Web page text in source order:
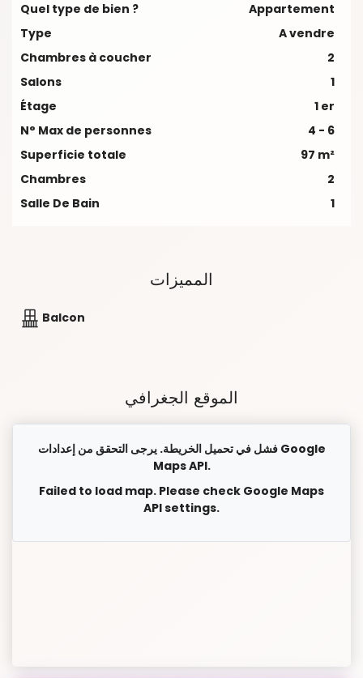
Quel type de bien ?
Appartement
Type
A vendre
Chambres à coucher
2
Salons
1
Étage
1 er
N° Max de personnes
4 - 6
Superficie totale
97 m²
Chambres
2
Salle De Bain
1
المميزات
Balcon
الموقع الجغرافي
فشل في تحميل الخريطة. يرجى التحقق من إعدادات Google
Maps API.
Failed to load map. Please check Google Maps
API settings.